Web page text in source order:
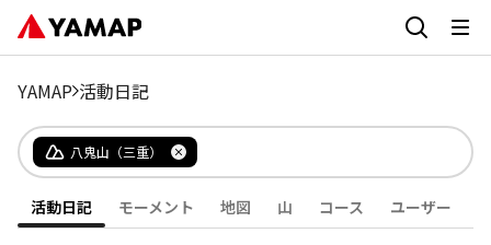
YAMAP 活動日記
八鬼山（三重）
活動日記 モーメント 地図 山 コース ユーザー